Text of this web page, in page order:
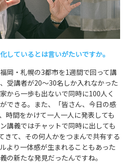
しているとは言いがたいですか。
岡・札幌の3都市を1週間で回って講
受講者が20～30名しか入れなかった
から一歩も出ないで同時に100人く
できる。また、「皆さん、今日の感
時間をかけて一人一人に発表しても
講義ではチャットで同時に出しても
きて、その何人かをつまんで共有する
より一体感が生まれることもあった
の新たな発見だったんですね。